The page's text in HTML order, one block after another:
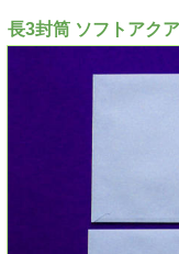
長3封筒 ソフトアク